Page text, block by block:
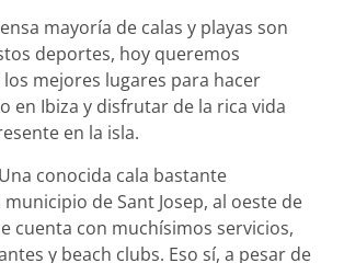
mayoría de calas y playas son
deportes, hoy queremos
mejores lugares para hacer
en Ibiza y disfrutar de la rica vida
en la isla.
Una conocida cala bastante
de Sant Josep, al oeste de
cuenta con muchísimos servicios,
y beach clubs. Eso sí, a pesar de